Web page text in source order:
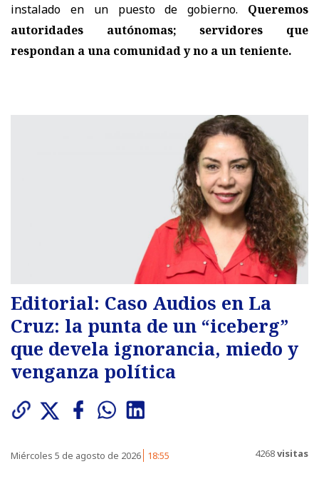
instalado en un puesto de gobierno. Queremos
autoridades autónomas; servidores que
respondan a una comunidad y no a un teniente.
Editorial: Caso Audios en La
Cruz: la punta de un “iceberg”
que devela ignorancia, miedo y
venganza política
Miércoles 5 de agosto de 2026 18:55 4268visitas